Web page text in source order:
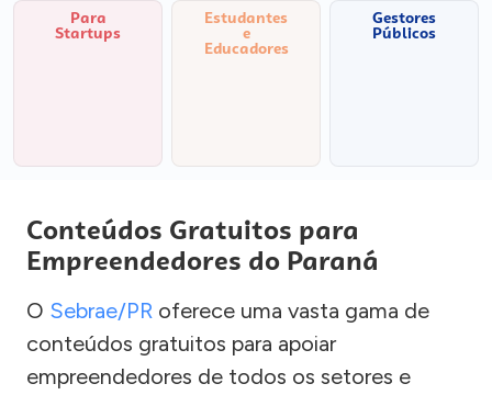
Para
Startups
Estudantes
e
Educadores
Gestores
Públicos
Conteúdos Gratuitos para
Empreendedores do Paraná
O Sebrae/PR oferece uma vasta gama de
conteúdos gratuitos para apoiar
empreendedores de todos os setores e